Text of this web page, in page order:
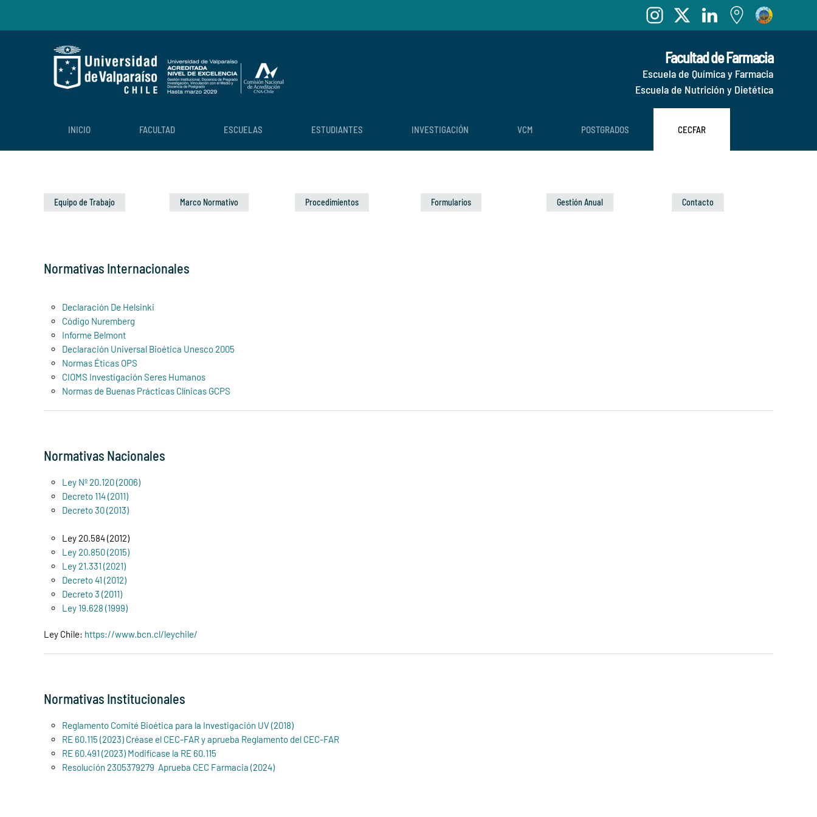
Skip to main content
Facultad de Farmacia
Escuela de Química y Farmacia
Escuela de Nutrición y Dietética
INICIO FACULTAD ESCUELAS ESTUDIANTES INVESTIGACIÓN VCM POSTGRADOS CECFAR
Equipo de Trabajo Marco Normativo Procedimientos Formularios Gestión Anual Contacto
Normativas Internacionales
Declaración De Helsinki
Código Nuremberg
Informe Belmont
Declaración Universal Bioética Unesco 2005
Normas Éticas OPS
CIOMS Investigación Seres Humanos
Normas de Buenas Prácticas Clínicas GCPS
Normativas Nacionales
Ley Nº 20.120 (2006)
Decreto 114 (2011)
Decreto 30 (2013)
Ley 20.584 (2012)
Ley 20.850 (2015)
Ley 21.331 (2021)
Decreto 41 (2012)
Decreto 3 (2011)
Ley 19.628 (1999)
Ley Chile: https://www.bcn.cl/leychile/
Normativas Institucionales
Reglamento Comité Bioética para la Investigación UV (2018)
RE 60.115 (2023) Créase el CEC-FAR y aprueba Reglamento del CEC-FAR
RE 60.491 (2023) Modifícase la RE 60.115
Resolución 2305379279 Aprueba CEC Farmacia (2024)